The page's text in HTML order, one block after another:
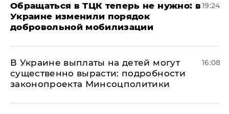
Обращаться в ТЦК теперь не нужно: в
Украине изменили порядок
добровольной мобилизации
19:24
В Украине выплаты на детей могут
существенно вырасти: подробности
законопроекта Минсоцполитики
16:08